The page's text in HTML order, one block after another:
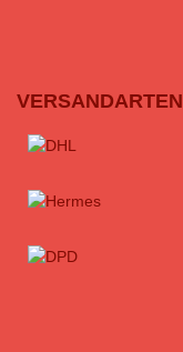
VERSANDARTEN